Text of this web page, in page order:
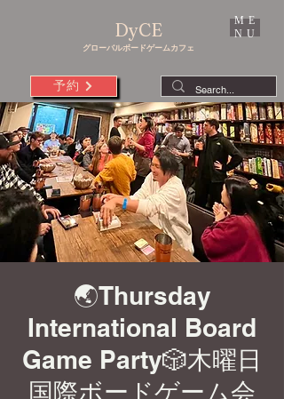
DyCE
グローバルボードゲームカフェ
予約
ME
NU
🌏Thursday
International Board
Game Party🎲木曜日
国際ボードゲーム会